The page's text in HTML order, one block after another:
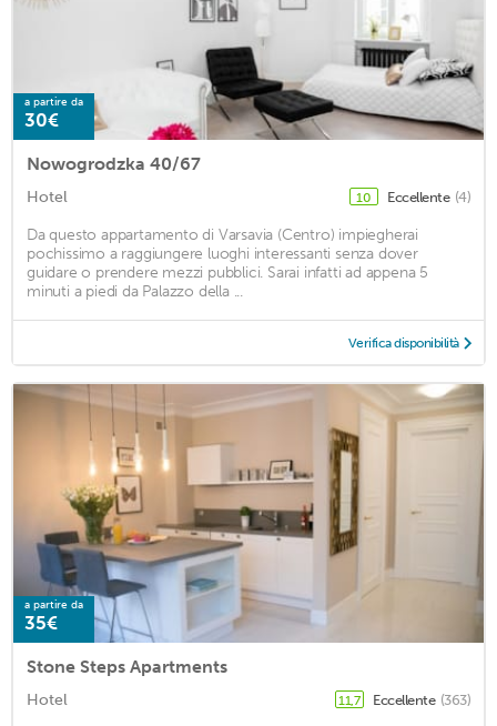
a partire da
30€
Nowogrodzka 40/67
Hotel 10 Eccellente (4)
Da questo appartamento di Varsavia (Centro) impiegherai
pochissimo a raggiungere luoghi interessanti senza dover
guidare o prendere mezzi pubblici. Sarai infatti ad appena 5
minuti a piedi da Palazzo della ...
Verifica disponibilità
a partire da
35€
Stone Steps Apartments
Hotel 11,7 Eccellente (363)